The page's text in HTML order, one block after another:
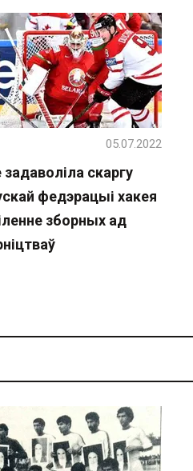
задаволіла скаргу
федэрацыі хакея
зборных ад
05.07.2022